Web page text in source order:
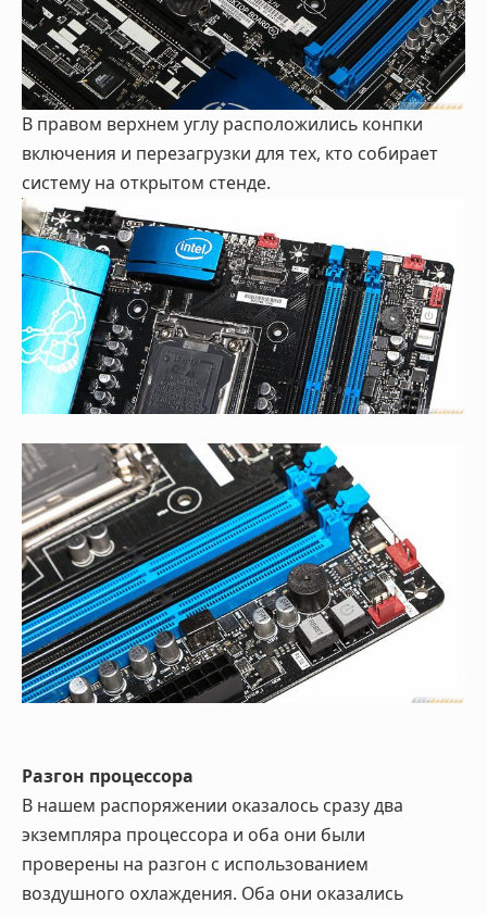
В правом верхнем углу расположились конпки
включения и перезагрузки для тех, кто собирает
систему на открытом стенде.
Разгон процессора
В нашем распоряжении оказалось сразу два
экземпляра процессора и оба они были
проверены на разгон с использованием
воздушного охлаждения. Оба они оказались